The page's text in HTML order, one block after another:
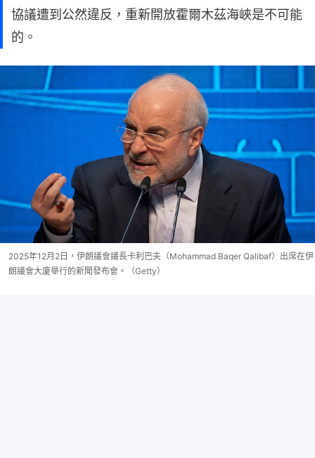
協議遭到公然違反，重新開放霍爾木茲海峽是不可能
的。
2025年12月2日，伊朗議會議長卡利巴夫（Mohammad Baqer Qalibaf）出席在伊
朗議會大廈舉行的新聞發布會。（Getty）